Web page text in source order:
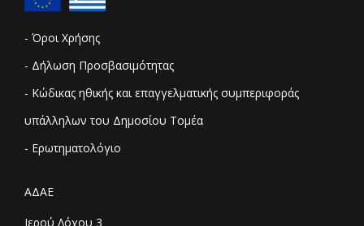
- Όροι Χρήσης
- Δήλωση Προσβασιμότητας
- Κώδικας ηθικής και επαγγελματικής συμπεριφοράς
υπάλληλων του Δημοσίου Τομέα
- Ερωτηματολόγιο
ΑΔΑΕ
Ιερού Λόχου 3